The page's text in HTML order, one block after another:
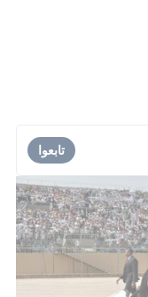
تابعوا